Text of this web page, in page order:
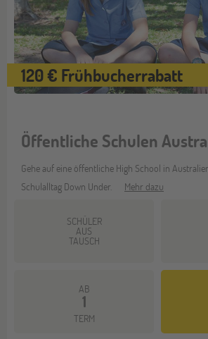
120 € Frühbucherrabatt
Öffentliche Schulen
Gehe auf eine öffentliche High School in
Schulalltag Down Under.
Mehr dazu
SCHÜLER
AUS
TAUSCH
AB
1
TERM